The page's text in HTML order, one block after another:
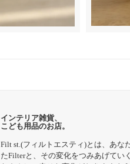
インテリア雑貨、
こども用品のお店。
Filt st.(フィルトエスティ)とは、あな
たFilterと、その変化をつみあげてい